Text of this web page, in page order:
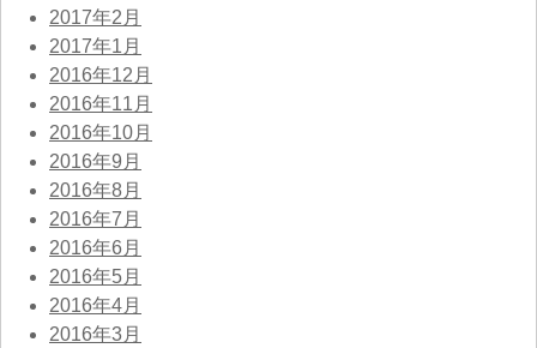
2017年2月
2017年1月
2016年12月
2016年11月
2016年10月
2016年9月
2016年8月
2016年7月
2016年6月
2016年5月
2016年4月
2016年3月